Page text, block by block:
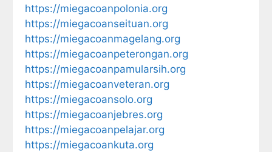
https://miegacoanpolonia.org
https://miegacoanseituan.org
https://miegacoanmagelang.org
https://miegacoanpeterongan.org
https://miegacoanpamularsih.org
https://miegacoanveteran.org
https://miegacoansolo.org
https://miegacoanjebres.org
https://miegacoanpelajar.org
https://miegacoankuta.org